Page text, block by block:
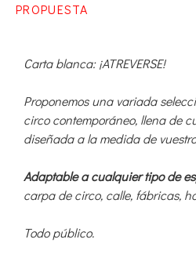
PROPUESTA
Carta blanca: ¡ATREVERSE!
Proponemos una variada
circo contemporáneo, llena de
diseñada a la medida de
Adaptable a cualquier tipo de
carpa de circo, calle, fábricas,
Todo público.